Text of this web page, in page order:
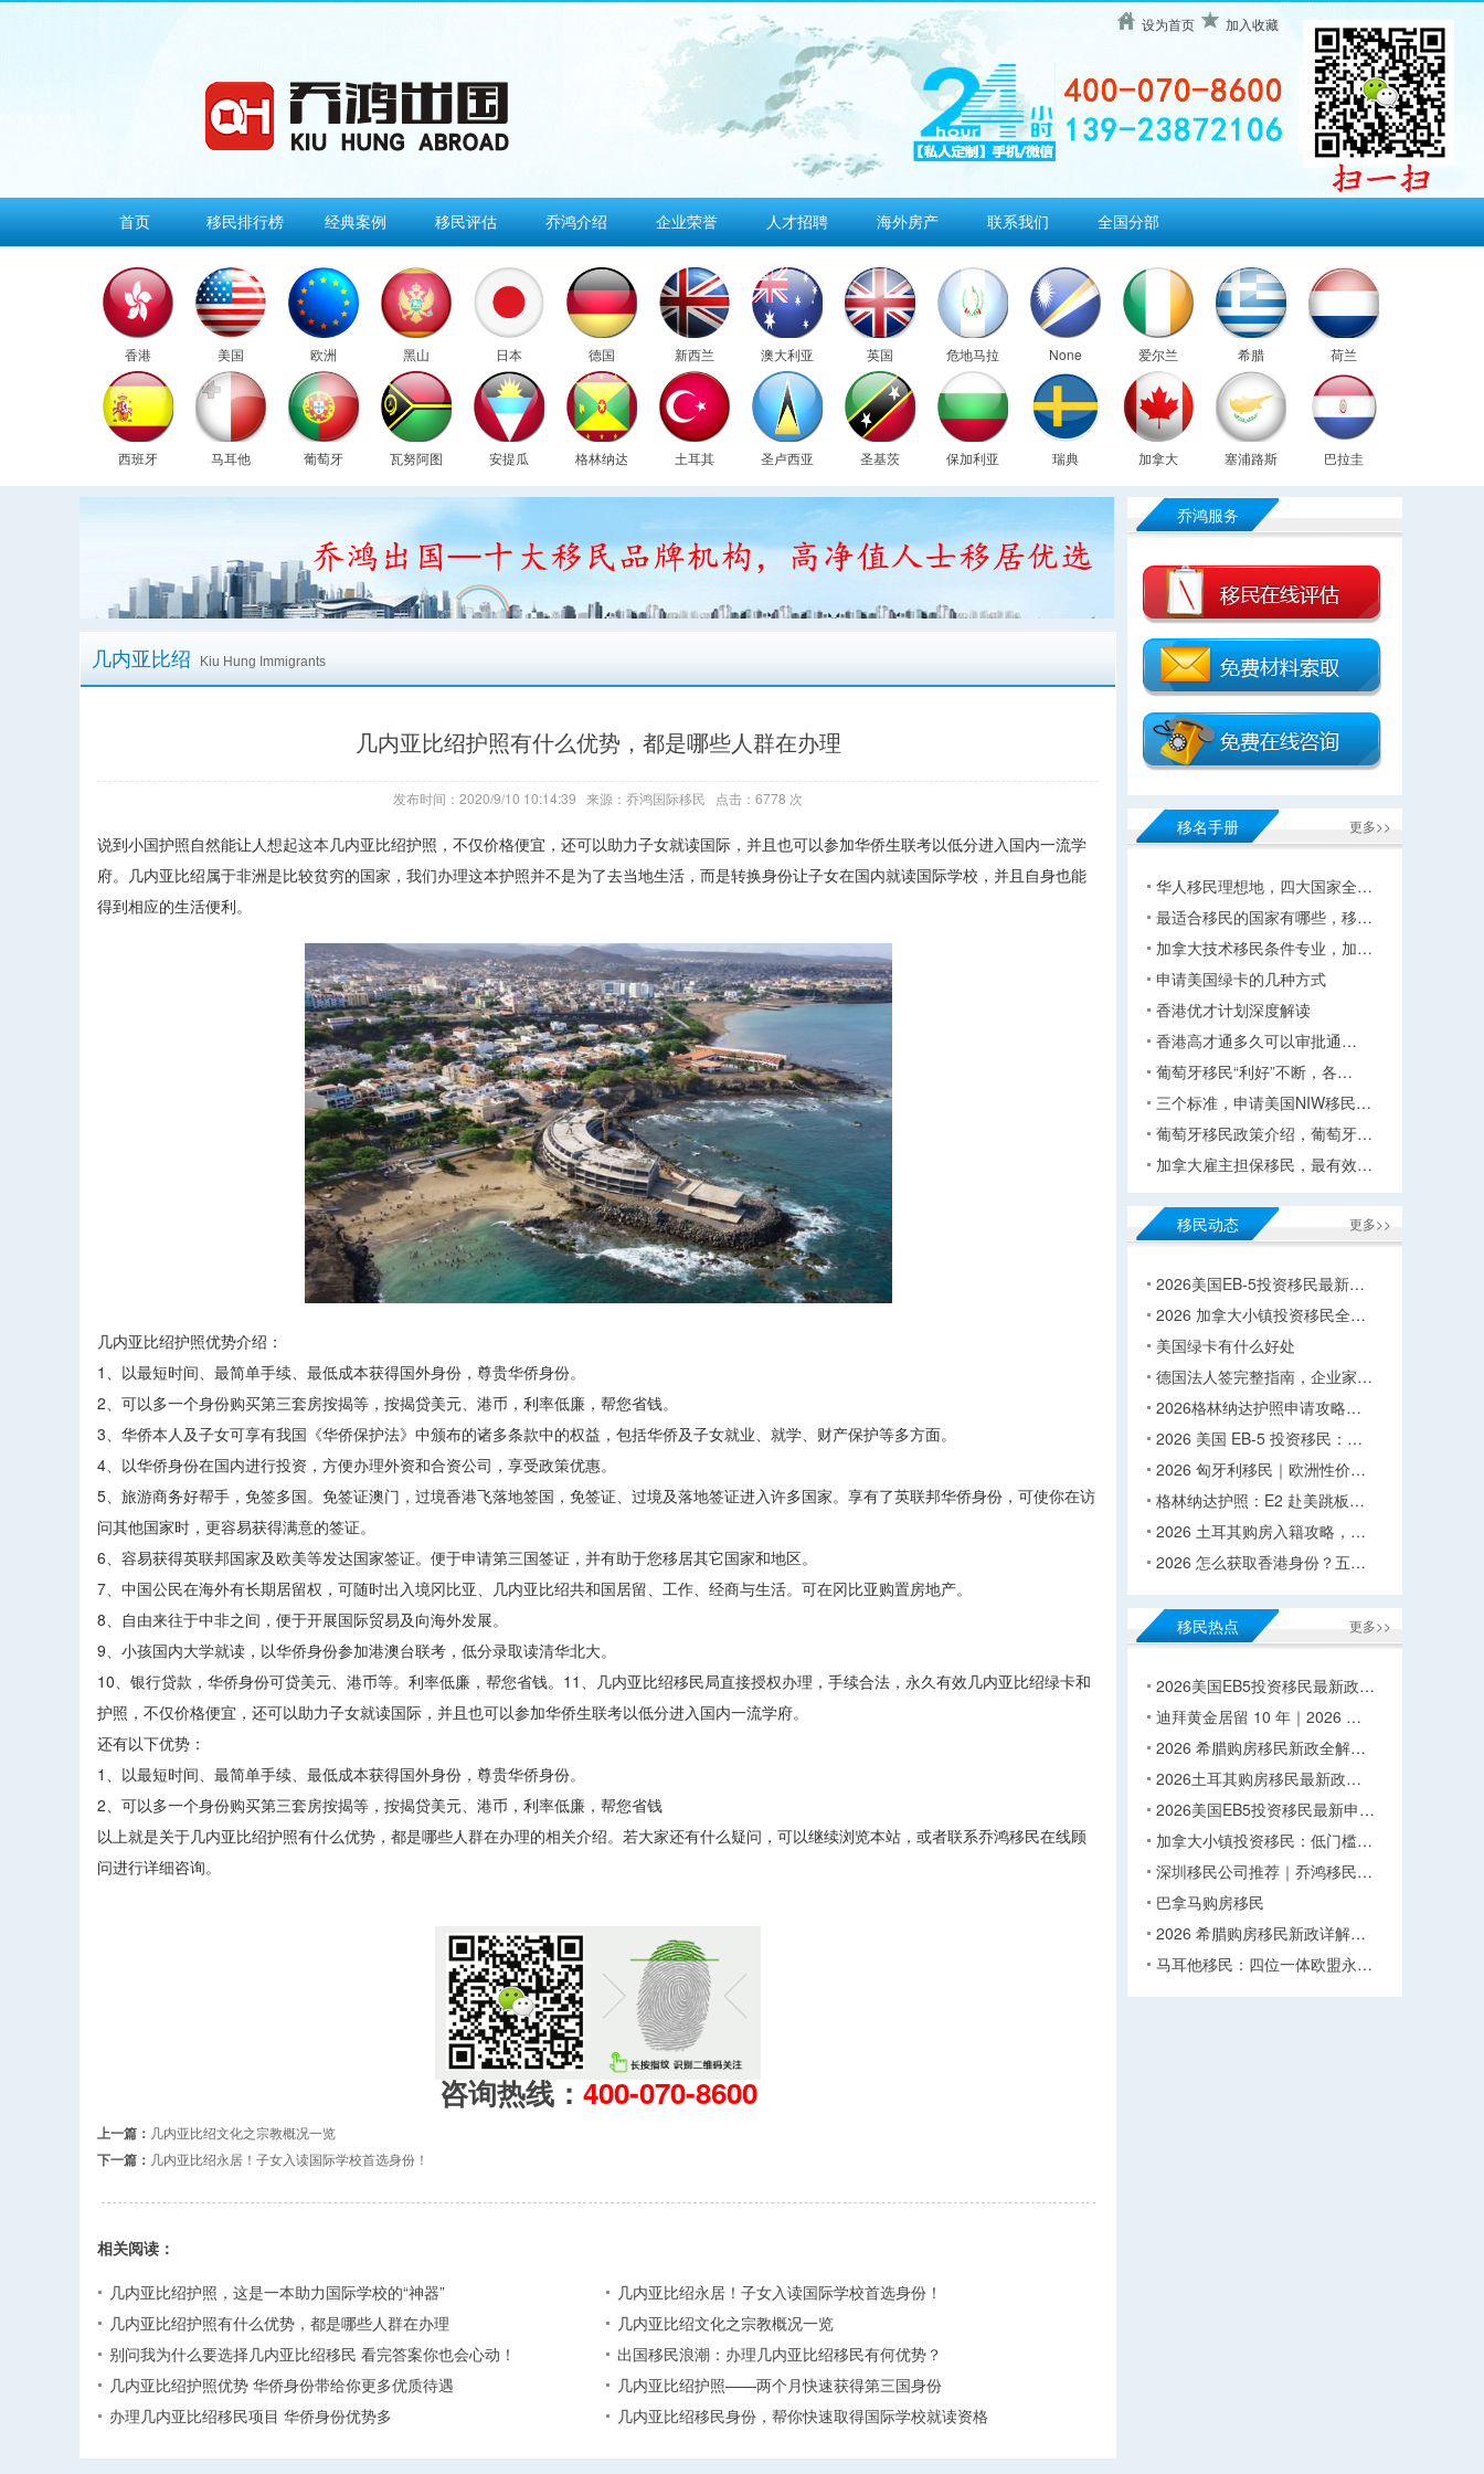
设为首页 加入收藏
首页 移民排行榜 经典案例 移民评估 乔鸿介绍 企业荣誉 人才招聘 海外房产 联系我们 全国分部
香港 美国 欧洲 黑山 日本 德国 新西兰 澳大利亚 英国 危地马拉 None 爱尔兰 希腊 荷兰
西班牙 马耳他 葡萄牙 瓦努阿图 安提瓜 格林纳达 土耳其 圣卢西亚 圣基茨 保加利亚 瑞典 加拿大 塞浦路斯 巴拉圭
几内亚比绍 Kiu Hung Immigrants
几内亚比绍护照有什么优势，都是哪些人群在办理
发布时间：2020/9/10 10:14:39 来源：乔鸿国际移民 点击：6778 次
说到小国护照自然能让人想起这本几内亚比绍护照，不仅价格便宜，还可以助力子女就读国际，并且也可以参加华侨生联考以低分进入国内一流学
府。几内亚比绍属于非洲是比较贫穷的国家，我们办理这本护照并不是为了去当地生活，而是转换身份让子女在国内就读国际学校，并且自身也能
得到相应的生活便利。
几内亚比绍护照优势介绍：
1、以最短时间、最简单手续、最低成本获得国外身份，尊贵华侨身份。
2、可以多一个身份购买第三套房按揭等，按揭贷美元、港币，利率低廉，帮您省钱。
3、华侨本人及子女可享有我国《华侨保护法》中颁布的诸多条款中的权益，包括华侨及子女就业、就学、财产保护等多方面。
4、以华侨身份在国内进行投资，方便办理外资和合资公司，享受政策优惠。
5、旅游商务好帮手，免签多国。免签证澳门，过境香港飞落地签国，免签证、过境及落地签证进入许多国家。享有了英联邦华侨身份，可使你在访
问其他国家时，更容易获得满意的签证。
6、容易获得英联邦国家及欧美等发达国家签证。便于申请第三国签证，并有助于您移居其它国家和地区。
7、中国公民在海外有长期居留权，可随时出入境冈比亚、几内亚比绍共和国居留、工作、经商与生活。可在冈比亚购置房地产。
8、自由来往于中非之间，便于开展国际贸易及向海外发展。
9、小孩国内大学就读，以华侨身份参加港澳台联考，低分录取读清华北大。
10、银行贷款，华侨身份可贷美元、港币等。利率低廉，帮您省钱。11、几内亚比绍移民局直接授权办理，手续合法，永久有效几内亚比绍绿卡和
护照，不仅价格便宜，还可以助力子女就读国际，并且也可以参加华侨生联考以低分进入国内一流学府。
还有以下优势：
1、以最短时间、最简单手续、最低成本获得国外身份，尊贵华侨身份。
2、可以多一个身份购买第三套房按揭等，按揭贷美元、港币，利率低廉，帮您省钱
以上就是关于几内亚比绍护照有什么优势，都是哪些人群在办理的相关介绍。若大家还有什么疑问，可以继续浏览本站，或者联系乔鸿移民在线顾
问进行详细咨询。
咨询热线： 400-070-8600
上一篇： 几内亚比绍文化之宗教概况一览
下一篇： 几内亚比绍永居！子女入读国际学校首选身份！
相关阅读：
几内亚比绍护照，这是一本助力国际学校的“神器”
几内亚比绍永居！子女入读国际学校首选身份！
几内亚比绍护照有什么优势，都是哪些人群在办理
几内亚比绍文化之宗教概况一览
别问我为什么要选择几内亚比绍移民 看完答案你也会心动！
出国移民浪潮：办理几内亚比绍移民有何优势？
几内亚比绍护照优势 华侨身份带给你更多优质待遇
几内亚比绍护照——两个月快速获得第三国身份
办理几内亚比绍移民项目 华侨身份优势多
几内亚比绍移民身份，帮你快速取得国际学校就读资格
乔鸿服务
更多>>
移名手册
华人移民理想地，四大国家全…
最适合移民的国家有哪些，移…
加拿大技术移民条件专业，加…
申请美国绿卡的几种方式
香港优才计划深度解读
香港高才通多久可以审批通…
葡萄牙移民“利好”不断，各…
三个标准，申请美国NIW移民…
葡萄牙移民政策介绍，葡萄牙…
加拿大雇主担保移民，最有效…
更多>>
移民动态
2026美国EB-5投资移民最新…
2026 加拿大小镇投资移民全…
美国绿卡有什么好处
德国法人签完整指南，企业家…
2026格林纳达护照申请攻略…
2026 美国 EB-5 投资移民：…
2026 匈牙利移民｜欧洲性价…
格林纳达护照：E2 赴美跳板…
2026 土耳其购房入籍攻略，…
2026 怎么获取香港身份？五…
更多>>
移民热点
2026美国EB5投资移民最新政…
迪拜黄金居留 10 年｜2026 …
2026 希腊购房移民新政全解…
2026土耳其购房移民最新政…
2026美国EB5投资移民最新申…
加拿大小镇投资移民：低门槛…
深圳移民公司推荐｜乔鸿移民…
巴拿马购房移民
2026 希腊购房移民新政详解…
马耳他移民：四位一体欧盟永…